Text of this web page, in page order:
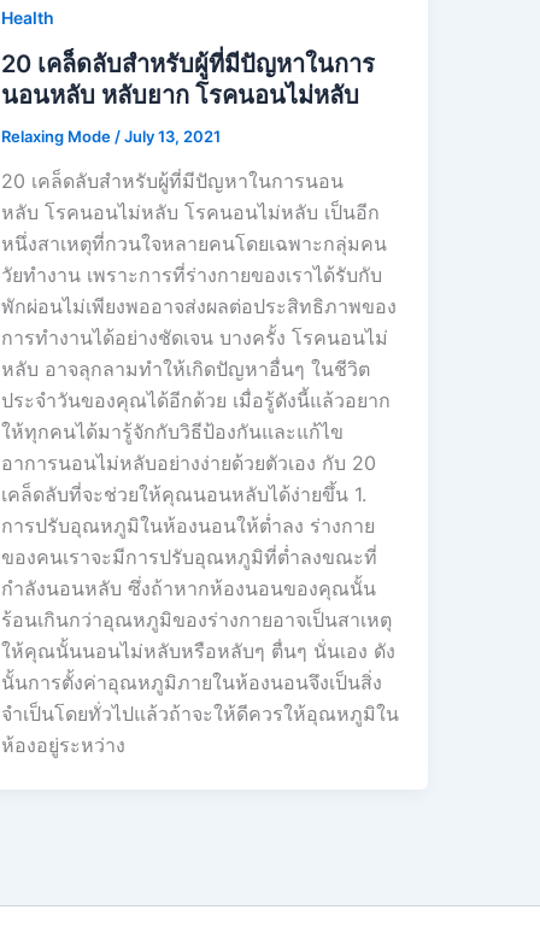
Health
20 เคล็ดลับสำหรับผู้ที่มีปัญหาในการ
นอนหลับ หลับยาก โรคนอนไม่หลับ
Relaxing Mode /July 13, 2021
20 เคล็ดลับสำหรับผู้ที่มีปัญหาในการนอน
หลับ โรคนอนไม่หลับ โรคนอนไม่หลับ เป็นอีก
หนึ่งสาเหตุที่กวนใจหลายคนโดยเฉพาะกลุ่มคน
วัยทำงาน เพราะการที่ร่างกายของเราได้รับกับ
พักผ่อนไม่เพียงพออาจส่งผลต่อประสิทธิภาพของ
การทำงานได้อย่างชัดเจน บางครั้ง โรคนอนไม่
หลับ อาจลุกลามทำให้เกิดปัญหาอื่นๆ ในชีวิต
ประจำวันของคุณได้อีกด้วย เมื่อรู้ดังนี้แล้วอยาก
ให้ทุกคนได้มารู้จักกับวิธีป้องกันและแก้ไข
อาการนอนไม่หลับอย่างง่ายด้วยตัวเอง กับ 20
เคล็ดลับที่จะช่วยให้คุณนอนหลับได้ง่ายขึ้น 1.
การปรับอุณหภูมิในห้องนอนให้ต่ำลง ร่างกาย
ของคนเราจะมีการปรับอุณหภูมิที่ต่ำลงขณะที่
กำลังนอนหลับ ซึ่งถ้าหากห้องนอนของคุณนั้น
ร้อนเกินกว่าอุณหภูมิของร่างกายอาจเป็นสาเหตุ
ให้คุณนั้นนอนไม่หลับหรือหลับๆ ตื่นๆ นั่นเอง ดัง
นั้นการตั้งค่าอุณหภูมิภายในห้องนอนจึงเป็นสิ่ง
จำเป็นโดยทั่วไปแล้วถ้าจะให้ดีควรให้อุณหภูมิใน
ห้องอยู่ระหว่าง